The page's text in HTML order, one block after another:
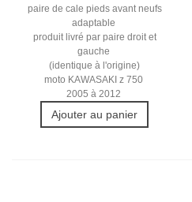
paire de cale pieds avant neufs
adaptable
produit livré par paire droit et
gauche
(identique à l'origine)
moto KAWASAKI z 750
2005 à 2012
Ajouter au panier